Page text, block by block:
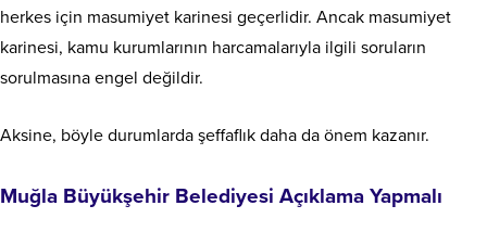
herkes için masumiyet karinesi geçerlidir. Ancak masumiyet
karinesi, kamu kurumlarının harcamalarıyla ilgili soruların
sorulmasına engel değildir.
Aksine, böyle durumlarda şeffaflık daha da önem kazanır.
Muğla Büyükşehir Belediyesi Açıklama Yapmalı